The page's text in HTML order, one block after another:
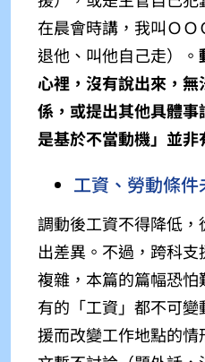
在晨會時講，我叫Ｏ
退他、叫他自己走）。
心裡，沒有說出來，
係，或提出其他具體
是基於不當動機」並
工資、勞動條
調動後工資不得降低
出差異。不過，跨科
複雜，本篇的篇幅恐
有的「工資」都不可
援而改變工作地點的